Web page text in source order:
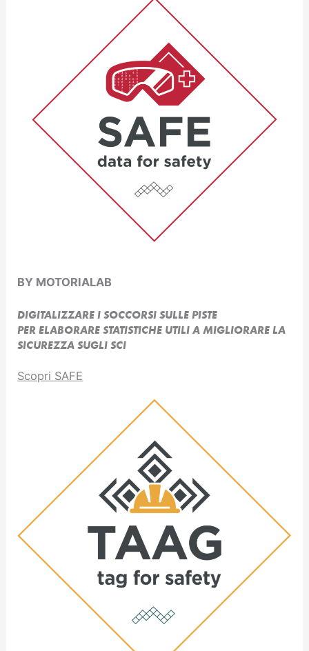
BY MOTORIALAB
DIGITALIZZARE I SOCCORSI SULLE PISTE
PER ELABORARE STATISTICHE UTILI A MIGLIORARE LA
SICUREZZA SUGLI SCI
Scopri SAFE